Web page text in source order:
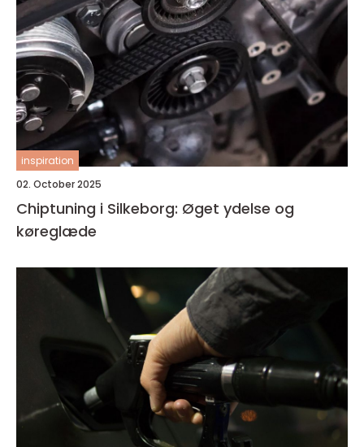
inspiration
02. October 2025
Chiptuning i Silkeborg: Øget ydelse og
køreglæde